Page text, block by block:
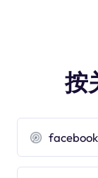
按